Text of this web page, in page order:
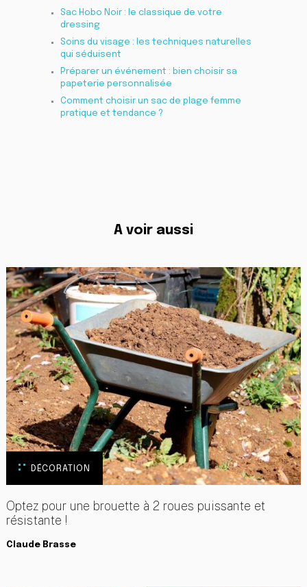
Sac Hobo Noir : le classique de votre
dressing
Soins du visage : les techniques naturelles
qui séduisent
Préparer un événement : bien choisir sa
papeterie personnalisée
Comment choisir un sac de plage femme
pratique et tendance ?
A voir aussi
DÉCORATION
Optez pour une brouette à 2 roues puissante et
résistante !
Claude Brasse